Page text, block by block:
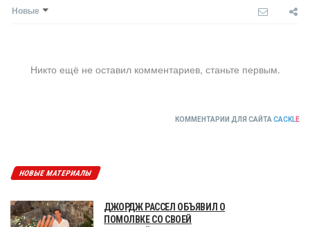
Новые
Никто ещё не оставил комментариев, станьте первым.
КОММЕНТАРИИ ДЛЯ САЙТА CACKLE
НОВЫЕ МАТЕРИАЛЫ
ДЖОРДЖ РАССЕЛ ОБЪЯВИЛ О
ПОМОЛВКЕ СО СВОЕЙ